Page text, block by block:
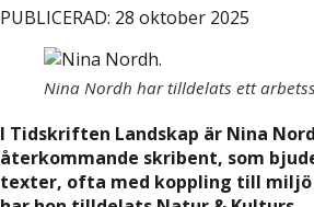
PUBLICERAD: 28 oktober 2025
Nina Nordh har tilldelats ett
I Tidskriften Landskap är Nina
återkommande skribent, som
texter, ofta med koppling till miljö